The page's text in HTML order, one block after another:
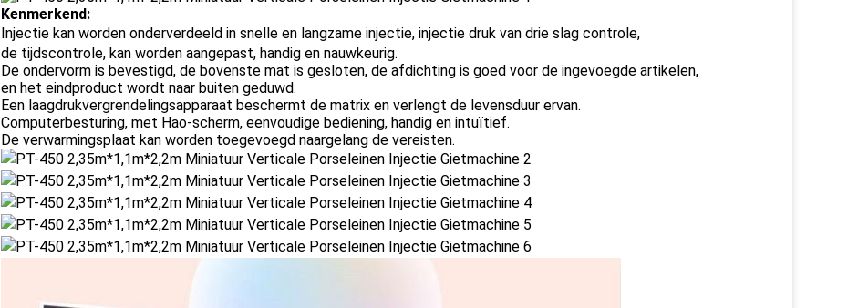
Kenmerkend:
Injectie kan worden onderverdeeld in snelle en langzame injectie, injectie druk van drie slag controle,
de tijdscontrole, kan worden aangepast, handig en nauwkeurig.
De ondervorm is bevestigd, de bovenste mat is gesloten, de afdichting is goed voor de ingevoegde artikelen,
en het eindproduct wordt naar buiten geduwd.
Een laagdrukvergrendelingsapparaat beschermt de matrix en verlengt de levensduur ervan.
Computerbesturing, met Hao-scherm, eenvoudige bediening, handig en intuïtief.
De verwarmingsplaat kan worden toegevoegd naargelang de vereisten.